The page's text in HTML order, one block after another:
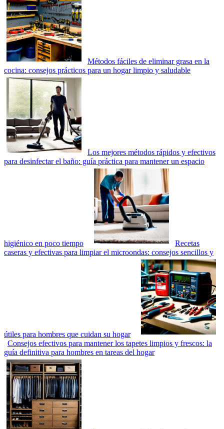
Métodos fáciles de eliminar grasa en la
cocina: consejos prácticos para un hogar limpio y saludable
Los mejores métodos rápidos y efectivos
para desinfectar el baño: guía práctica para mantener un espacio
higiénico en poco tiempo
Recetas
caseras y efectivas para limpiar el microondas: consejos sencillos y
útiles para hombres que cuidan su hogar
Consejos efectivos para mantener los tapetes limpios y frescos: la
guía definitiva para hombres en tareas del hogar